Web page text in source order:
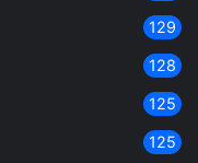
129
128
125
125